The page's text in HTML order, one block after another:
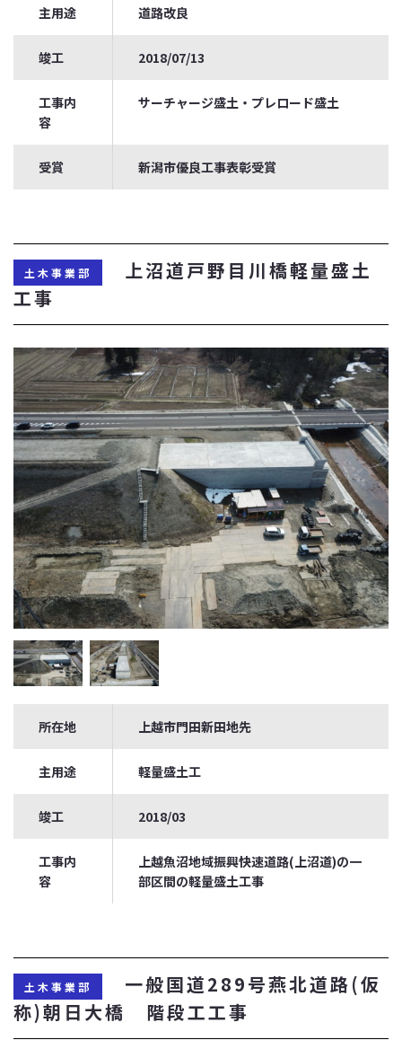
主用途 道路改良
竣工 2018/07/13
工事内
容
サーチャージ盛土・プレロード盛土
受賞 新潟市優良工事表彰受賞
土木事業部
上沼道戸野目川橋軽量盛土
工事
所在地 上越市門田新田地先
主用途 軽量盛土工
竣工 2018/03
工事内
容
上越魚沼地域振興快速道路(上沼道)の一
部区間の軽量盛土工事
土木事業部
一般国道289号燕北道路(仮
称)朝日大橋 階段工工事